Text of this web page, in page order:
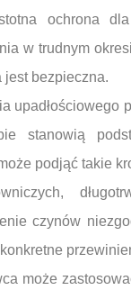
ochrona
w trudnym
jest bezpieczna.
stanowią
podjąć takie
czynów
może